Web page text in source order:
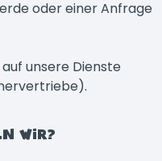
oder einer Anfrage
unsere Dienste
WIR?